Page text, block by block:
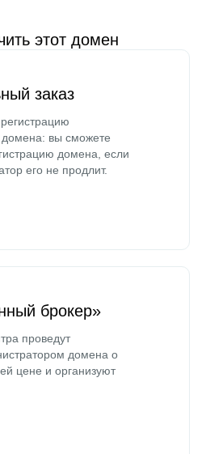
этот домен
заказ
вы сможете
домена, если
его не продлит.
брокер»
проведут
домена о
цене и организуют